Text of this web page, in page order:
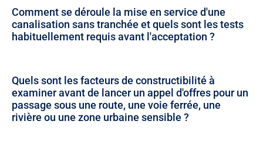
Comment se déroule la mise en service d'une
canalisation sans tranchée et quels sont les tests
habituellement requis avant l'acceptation ?
Quels sont les facteurs de constructibilité à
examiner avant de lancer un appel d'offres pour un
passage sous une route, une voie ferrée, une
rivière ou une zone urbaine sensible ?